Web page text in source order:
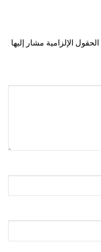
الحقول الإلزامية مشار إليها